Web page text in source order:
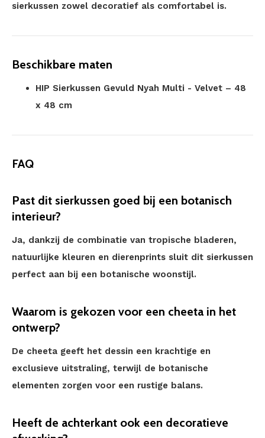
sierkussen zowel decoratief als comfortabel is.
Beschikbare maten
HIP Sierkussen Gevuld Nyah Multi - Velvet – 48
x 48 cm
FAQ
Past dit sierkussen goed bij een botanisch
interieur?
Ja, dankzij de combinatie van tropische bladeren,
natuurlijke kleuren en dierenprints sluit dit sierkussen
perfect aan bij een botanische woonstijl.
Waarom is gekozen voor een cheeta in het
ontwerp?
De cheeta geeft het dessin een krachtige en
exclusieve uitstraling, terwijl de botanische
elementen zorgen voor een rustige balans.
Heeft de achterkant ook een decoratieve